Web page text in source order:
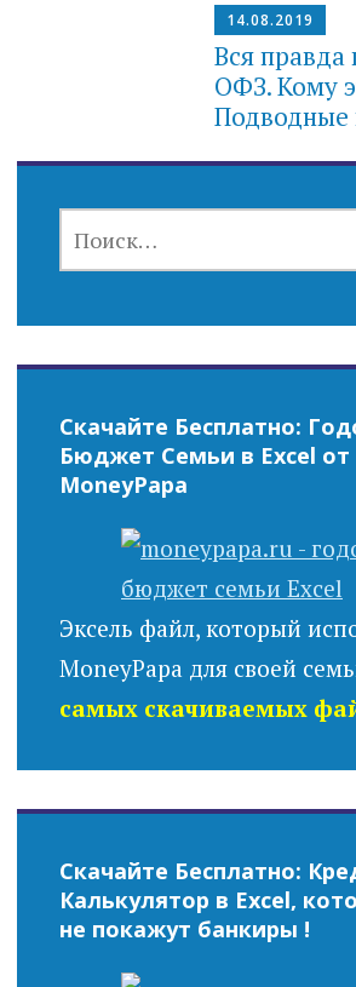
14.08.2019
Вся
ОФЗ. Кому
Подводные
Скачайте Бесплатно:
Бюджет Семьи в Excel от
MoneyPapa
Эксель файл, который
MoneyPapa для своей
самых скачиваемых
Скачайте Бесплатно:
Калькулятор в Excel,
не покажут банкиры !